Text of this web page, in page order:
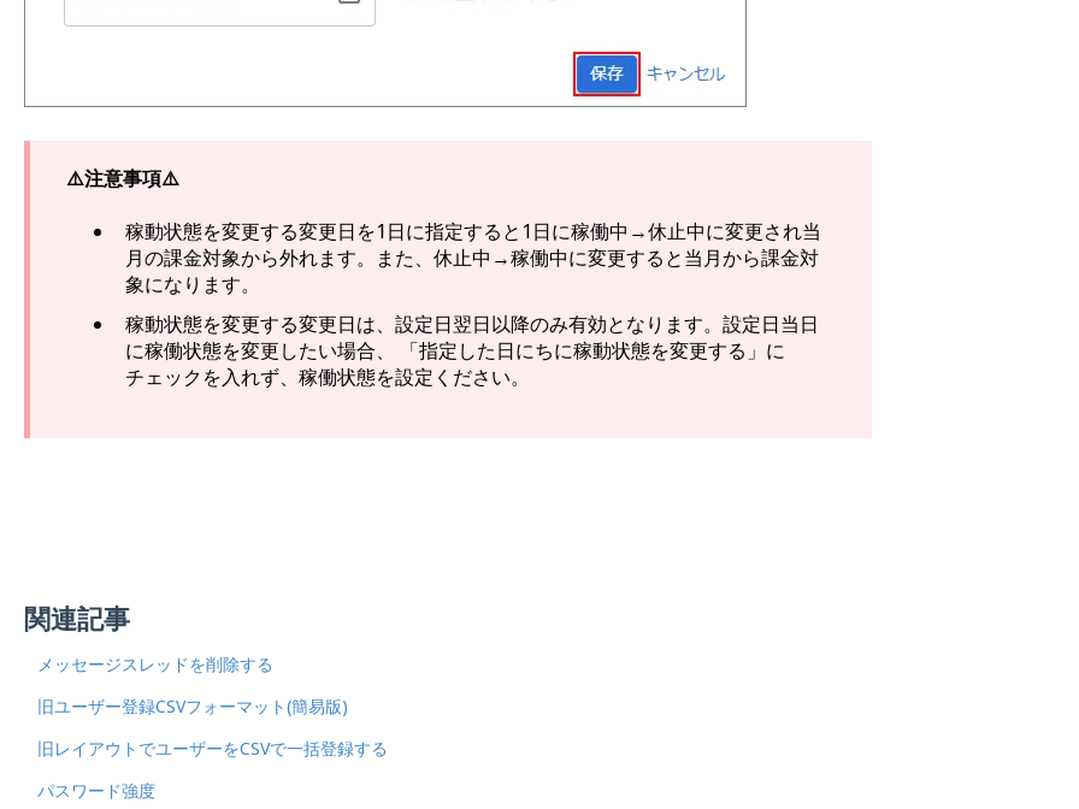
⚠️注意事項⚠️
稼動状態を変更する変更日を1日に指定すると1日に稼働中→休止中に変更され当
月の課金対象から外れます。また、休止中→稼働中に変更すると当月から課金対
象になります。
稼動状態を変更する変更日は、設定日翌日以降のみ有効となります。設定日当日
に稼働状態を変更したい場合、 「指定した日にちに稼動状態を変更する」に
チェックを入れず、稼働状態を設定ください。
関連記事
メッセージスレッドを削除する
旧ユーザー登録CSVフォーマット(簡易版)
旧レイアウトでユーザーをCSVで一括登録する
パスワード強度